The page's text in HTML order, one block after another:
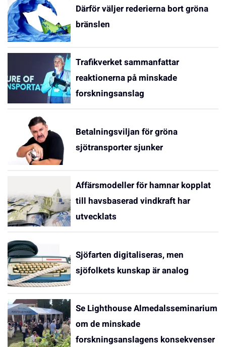
Därför väljer rederierna bort gröna
bränslen
Trafikverket sammanfattar
reaktionerna på minskade
forskningsanslag
Betalningsviljan för gröna
sjötransporter sjunker
Affärsmodeller för hamnar kopplat
till havsbaserad vindkraft har
utvecklats
Sjöfarten digitaliseras, men
sjöfolkets kunskap är analog
Se Lighthouse Almedalsseminarium
om de minskade
forskningsanslagens konsekvenser